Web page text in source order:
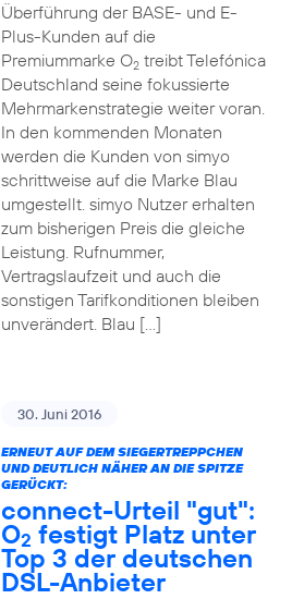
Überführung der BASE- und E-
Plus-Kunden auf die
Premiummarke O2treibt Telefónica
Deutschland seine fokussierte
Mehrmarkenstrategie weiter voran.
In den kommenden Monaten
werden die Kunden von simyo
schrittweise auf die Marke Blau
umgestellt. simyo Nutzer erhalten
zum bisherigen Preis die gleiche
Leistung. Rufnummer,
Vertragslaufzeit und auch die
sonstigen Tarifkonditionen bleiben
unverändert. Blau […]
30. Juni 2016
ERNEUT AUF DEM SIEGERTREPPCHEN
UND DEUTLICH NÄHER AN DIE SPITZE
GERÜCKT:
connect-Urteil "gut":
O2 festigt Platz unter
Top 3 der deutschen
DSL-Anbieter